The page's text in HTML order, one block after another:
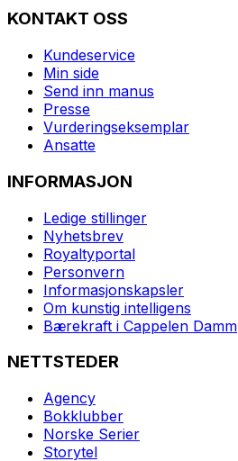
KONTAKT OSS
Kundeservice
Min side
Send inn manus
Presse
Vurderingseksemplar
Ansatte
INFORMASJON
Ledige stillinger
Nyhetsbrev
Royaltyportal
Personvern
Informasjonskapsler
Om kunstig intelligens
Bærekraft i Cappelen Damm
NETTSTEDER
Agency
Bokklubber
Norske Serier
Storytel